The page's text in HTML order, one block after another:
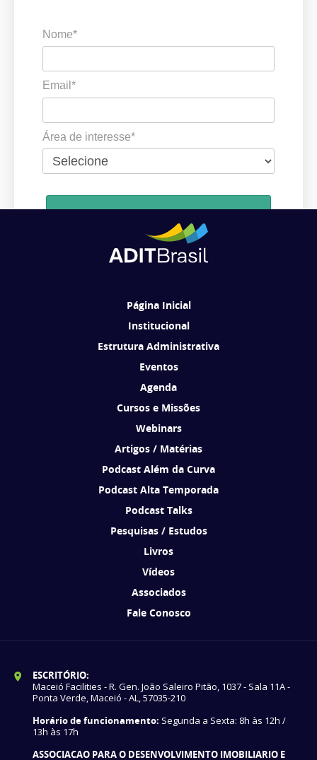
Nome*
Email*
Área de interesse*
Ao se cadastrar, você concorda em receber comunicações da ADIT
Página Inicial
Institucional
Estrutura Administrativa
Eventos
Agenda
Cursos e Missões
Webinars
Artigos / Matérias
Podcast Além da Curva
Podcast Alta Temporada
Podcast Talks
Pesquisas / Estudos
Livros
Vídeos
Associados
Fale Conosco
ESCRITÓRIO:
Maceió Facilities - R. Gen. João Saleiro Pitão, 1037 - Sala 11A -
Ponta Verde, Maceió - AL, 57035-210
Horário de funcionamento: Segunda a Sexta: 8h às 12h /
13h às 17h
ASSOCIACAO PARA O DESENVOLVIMENTO IMOBILIARIO E